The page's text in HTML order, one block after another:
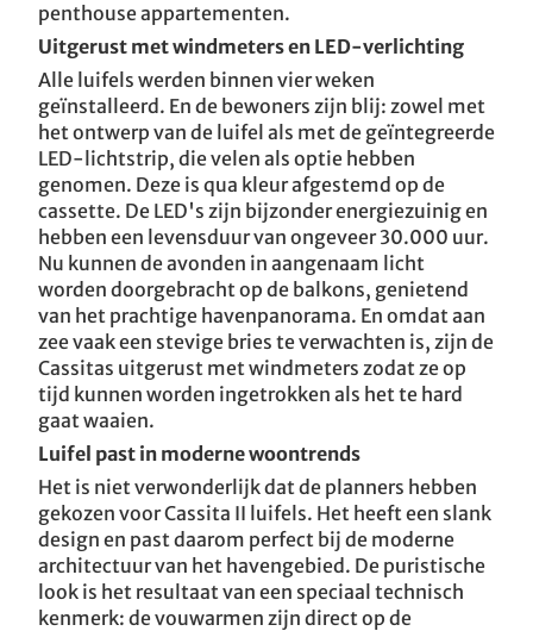
penthouse appartementen.
Uitgerust met windmeters en LED-verlichting
Alle luifels werden binnen vier weken
geïnstalleerd. En de bewoners zijn blij: zowel met
het ontwerp van de luifel als met de geïntegreerde
LED-lichtstrip, die velen als optie hebben
genomen. Deze is qua kleur afgestemd op de
cassette. De LED's zijn bijzonder energiezuinig en
hebben een levensduur van ongeveer 30.000 uur.
Nu kunnen de avonden in aangenaam licht
worden doorgebracht op de balkons, genietend
van het prachtige havenpanorama. En omdat aan
zee vaak een stevige bries te verwachten is, zijn de
Cassitas uitgerust met windmeters zodat ze op
tijd kunnen worden ingetrokken als het te hard
gaat waaien.
Luifel past in moderne woontrends
Het is niet verwonderlijk dat de planners hebben
gekozen voor Cassita II luifels. Het heeft een slank
design en past daarom perfect bij de moderne
architectuur van het havengebied. De puristische
look is het resultaat van een speciaal technisch
kenmerk: de vouwarmen zijn direct op de